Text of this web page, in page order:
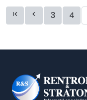
  3 4